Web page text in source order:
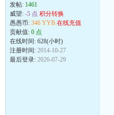
发帖: 1461
威望: -5 点 积分转换
愚愚币: 346 YYB 在线充值
贡献值: 0 点
在线时间: 628(小时)
注册时间: 2014-10-27
最后登录: 2026-07-29